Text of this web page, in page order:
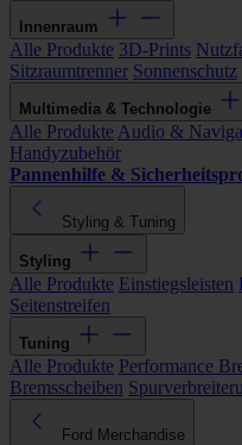
Innenraum
Alle Produkte 3D-Prints
Sitzraumtrenner Sonnenschutz
Multimedia & Technologie
Alle Produkte Audio &
Handyzubehör
Pannenhilfe &
Styling & Tuning
Styling
Alle Produkte Einstiegsleisten
Seitenstreifen
Tuning
Alle Produkte Performance
Bremsscheiben
Ford Merchandise